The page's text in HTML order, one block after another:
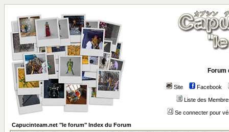
Forum
Site Facebook
Liste des
Se connecter pour
Capucinteam.net "le forum" Index du Forum